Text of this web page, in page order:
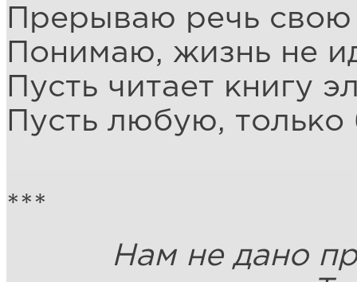
Прерываю речь
Понимаю, жизнь не
Пусть читает книгу
Пусть любую, только
***
Нам не дано